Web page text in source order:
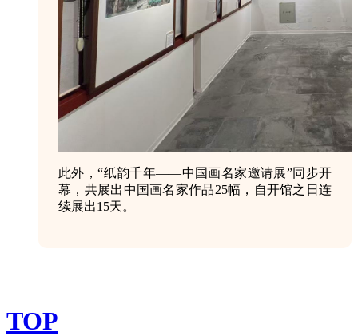
此外，“纸韵千年——中国画名家邀请展”同步开
幕，共展出中国画名家作品25幅，自开馆之日连
续展出15天。
TOP